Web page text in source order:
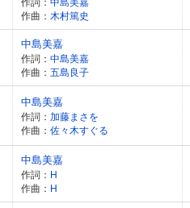
作曲： 木村篤史
中島美嘉
作詞： 中島美嘉
作曲： 五島良子
中島美嘉
作詞： 加藤まさを
作曲： 佐々木すぐる
中島美嘉
作詞： H
作曲： H